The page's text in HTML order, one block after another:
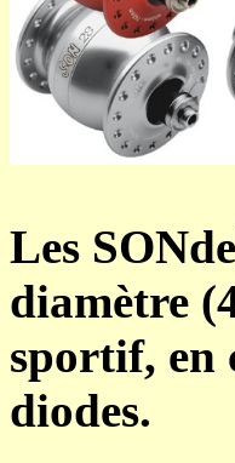
Les
diamètre
sportif, en
diodes.